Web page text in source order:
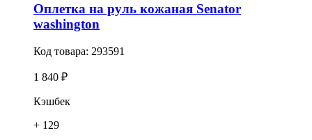
Оплетка на руль кожаная Senator
washington
Код товара: 293591
1 840 ₽
Кэшбек
+ 129